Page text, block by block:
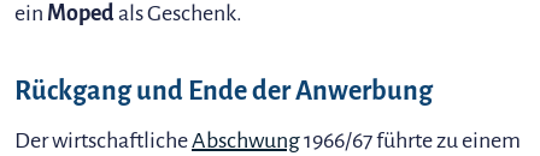
ein Mopedals Geschenk.
Rückgang und Ende der Anwerbung
Der wirtschaftlicheAbschwung1966/67 führte zu einem